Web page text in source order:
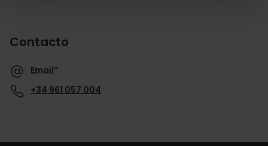
Contacto
Email*
+34 961 057 004